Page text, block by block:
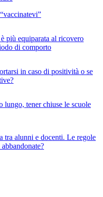
più equiparata al ricovero
di comporto
in caso di positività o se
tener chiuse le scuole
tra alunni e docenti. Le regole